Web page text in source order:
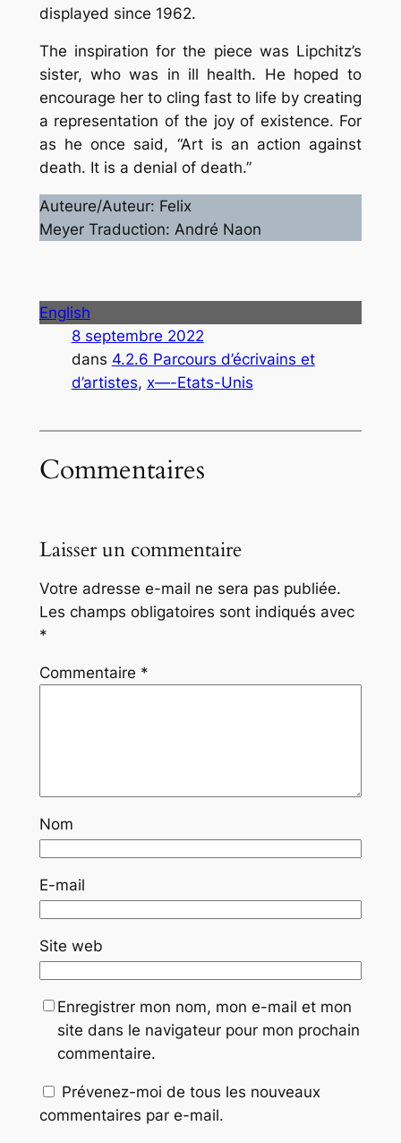
displayed since 1962.
The inspiration for the piece was Lipchitz’s
sister, who was in ill health. He hoped to
encourage her to cling fast to life by creating
a representation of the joy of existence. For
as he once said, “Art is an action against
death. It is a denial of death.”
Auteure/Auteur: Felix
Meyer Traduction: André Naon
English
8 septembre 2022
dans 4.2.6 Parcours d’écrivains et
d’artistes, x—-Etats-Unis
Commentaires
Laisser un commentaire
Votre adresse e-mail ne sera pas publiée.
Les champs obligatoires sont indiqués avec
*
Commentaire *
Nom
E-mail
Site web
Enregistrer mon nom, mon e-mail et mon
site dans le navigateur pour mon prochain
commentaire.
Prévenez-moi de tous les nouveaux
commentaires par e-mail.